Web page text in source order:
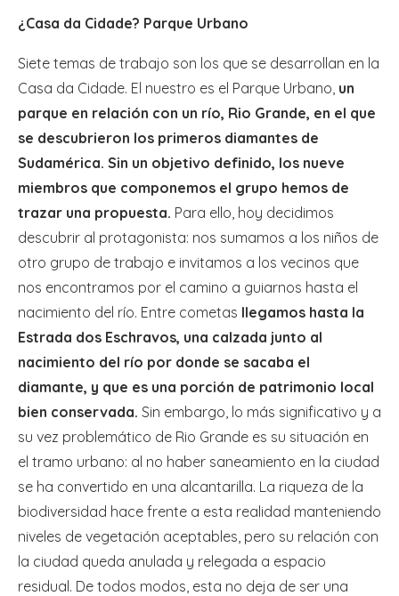
¿Casa da Cidade? Parque Urbano
Siete temas de trabajo son los que se desarrollan en la
Casa da Cidade. El nuestro es el Parque Urbano, un
parque en relación con un río, Rio Grande, en el que
se descubrieron los primeros diamantes de
Sudamérica. Sin un objetivo definido, los nueve
miembros que componemos el grupo hemos de
trazar una propuesta. Para ello, hoy decidimos
descubrir al protagonista: nos sumamos a los niños de
otro grupo de trabajo e invitamos a los vecinos que
nos encontramos por el camino a guiarnos hasta el
nacimiento del río. Entre cometas llegamos hasta la
Estrada dos Eschravos, una calzada junto al
nacimiento del río por donde se sacaba el
diamante, y que es una porción de patrimonio local
bien conservada. Sin embargo, lo más significativo y a
su vez problemático de Rio Grande es su situación en
el tramo urbano: al no haber saneamiento en la ciudad
se ha convertido en una alcantarilla. La riqueza de la
biodiversidad hace frente a esta realidad manteniendo
niveles de vegetación aceptables, pero su relación con
la ciudad queda anulada y relegada a espacio
residual. De todos modos, esta no deja de ser una